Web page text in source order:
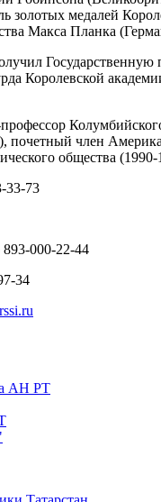
золотых медалей
Макса Планка
Королевской
член
общества (1990-
33-73
000-22-44
34
АН РТ